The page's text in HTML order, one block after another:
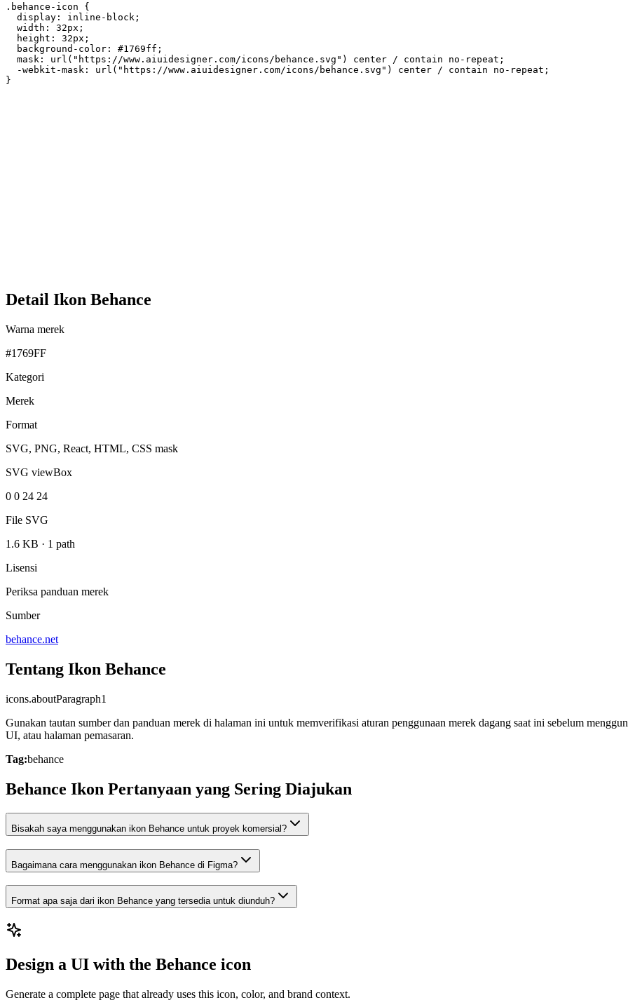
.behance-icon {
  display: inline-block;
  width: 32px;
  height: 32px;
  background-color: #1769ff;
  mask: url("https://www.aiuidesigner.com/icons/behance.svg") center / contain no-repeat;
  -webkit-mask: url("https://www.aiuidesigner.com/icons/behance.svg") center / contain no-repeat;
}
Detail Ikon Behance
Warna merek
#1769FF
Kategori
Merek
Format
SVG, PNG, React, HTML, CSS mask
SVG viewBox
0 0 24 24
File SVG
1.6 KB · 1 path
Lisensi
Periksa panduan merek
Sumber
behance.net
Tentang Ikon Behance
icons.aboutParagraph1
Gunakan tautan sumber dan panduan merek di halaman ini untuk memverifikasi aturan penggunaan merek dagang saat ini sebelum
UI, atau halaman pemasaran.
Tag:behance
Behance Ikon Pertanyaan yang Sering Diajukan
Bisakah saya menggunakan ikon Behance untuk proyek komersial?
Bagaimana cara menggunakan ikon Behance di Figma?
Format apa saja dari ikon Behance yang tersedia untuk diunduh?
Design a UI with the Behance icon
Generate a complete page that already uses this icon, color, and brand context.